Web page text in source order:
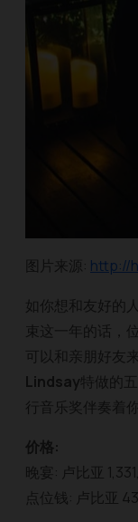
图片来源: http://
如你想和友好的
束这一年的话，
可以和亲朋好友
Lindsay特做的
行音乐奖伴奏着
价格:
晚宴: 卢比亚
点位钱: 卢比亚